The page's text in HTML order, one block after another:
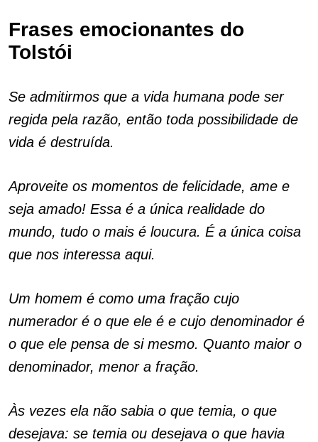
Frases emocionantes do
Tolstói
Se admitirmos que a vida humana pode ser
regida pela razão, então toda possibilidade de
vida é destruída.
Aproveite os momentos de felicidade, ame e
seja amado! Essa é a única realidade do
mundo, tudo o mais é loucura. É a única coisa
que nos interessa aqui.
Um homem é como uma fração cujo
numerador é o que ele é e cujo denominador é
o que ele pensa de si mesmo. Quanto maior o
denominador, menor a fração.
Às vezes ela não sabia o que temia, o que
desejava: se temia ou desejava o que havia